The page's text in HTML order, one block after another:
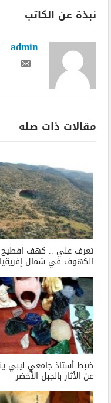
نبذة عن الكاتب
admin
مقالات ذات صله
تعرف علي .. كهف افطيح
الكهوف في شمال إفريقيا
ضبط أستاذ جامعي ليبي
عن الأثار بالجبل الأخضر